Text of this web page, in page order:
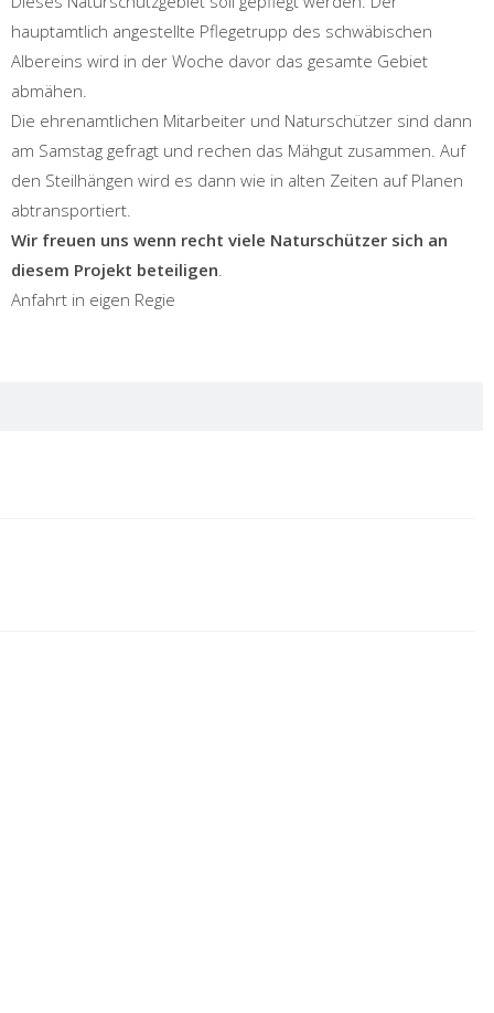
hauptamtlich angestellte Pflegetrupp des schwäbischen
Albereins wird in der Woche davor das gesamte Gebiet
abmähen.
Die ehrenamtlichen Mitarbeiter und Naturschützer sind dann
am Samstag gefragt und rechen das Mähgut zusammen. Auf
den Steilhängen wird es dann wie in alten Zeiten auf Planen
abtransportiert.
Wir freuen uns wenn recht viele Naturschützer sich an
diesem Projekt beteiligen.
Anfahrt in eigen Regie